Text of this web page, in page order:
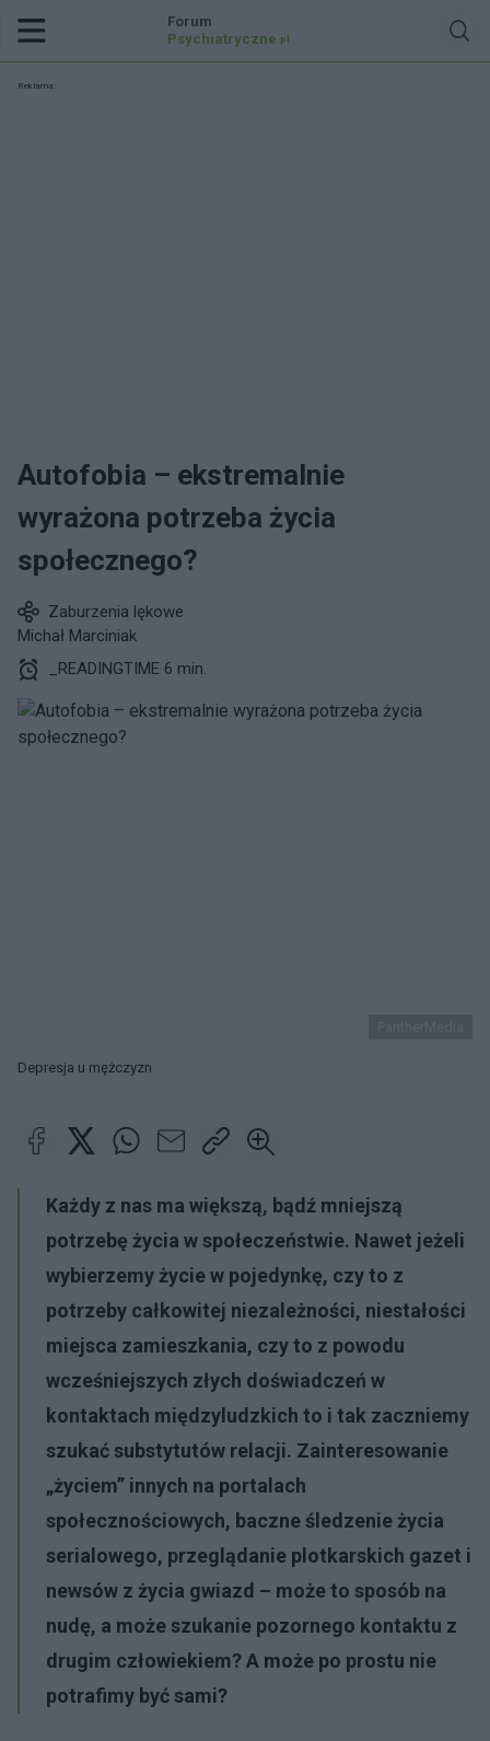
Forum
Psychiatryczne .pl
Reklama:
Autofobia – ekstremalnie
wyrażona potrzeba życia
społecznego?
Zaburzenia lękowe
Michał Marciniak
_READINGTIME 6 min.
Depresja u mężczyzn
Każdy z nas ma większą, bądź mniejszą
potrzebę życia w społeczeństwie. Nawet jeżeli
wybierzemy życie w pojedynkę, czy to z
potrzeby całkowitej niezależności, niestałości
miejsca zamieszkania, czy to z powodu
wcześniejszych złych doświadczeń w
kontaktach międzyludzkich to i tak zaczniemy
szukać substytutów relacji. Zainteresowanie
„życiem” innych na portalach
społecznościowych, baczne śledzenie życia
serialowego, przeglądanie plotkarskich gazet i
newsów z życia gwiazd – może to sposób na
nudę, a może szukanie pozornego kontaktu z
drugim człowiekiem? A może po prostu nie
potrafimy być sami?